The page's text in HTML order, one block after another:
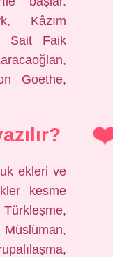
Kâzım
Sait Faik
Goethe,
ekleri ve
kesme
Türkleşme,